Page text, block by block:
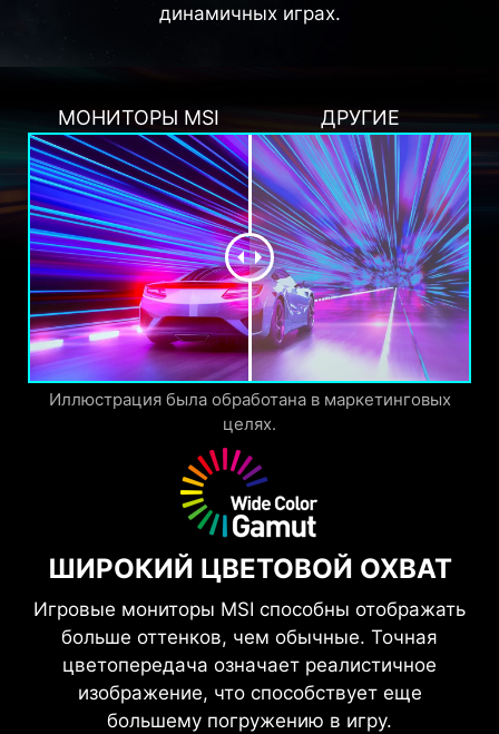
динамичных играх.
МОНИТОРЫ MSI ДРУГИЕ
Иллюстрация была обработана в маркетинговых
целях.
ШИРОКИЙ ЦВЕТОВОЙ ОХВАТ
Игровые мониторы MSI способны отображать
больше оттенков, чем обычные. Точная
цветопередача означает реалистичное
изображение, что способствует еще
большему погружению в игру.